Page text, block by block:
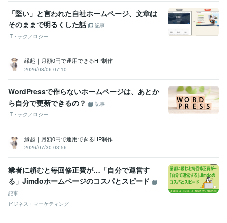
「堅い」と言われた自社ホームページ、文章は
そのままで明るくした話
記事
IT・テクノロジー
縁起｜月額0円で運用できるHP制作
2026/08/06 07:10
WordPressで作らないホームページは、あとか
ら自分で更新できるの？
記事
IT・テクノロジー
縁起｜月額0円で運用できるHP制作
2026/07/30 03:56
業者に頼むと毎回修正費が…「自分で運営す
る」Jimdoホームページのコスパとスピード
記事
ビジネス・マーケティング